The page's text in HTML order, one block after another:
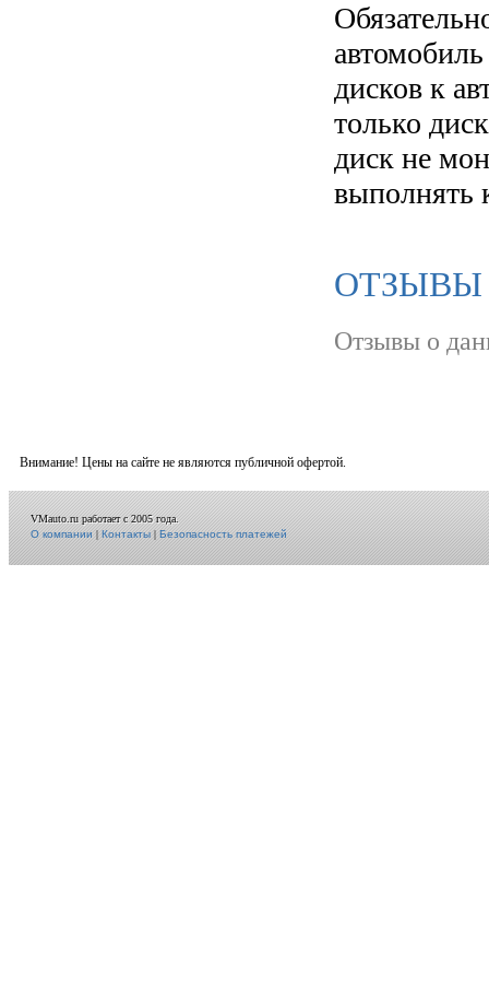
дисков к
только
диск не
выполнять
ОТЗЫВЫ
Отзывы о
Внимание! Цены на сайте не являются публичной офертой.
VMauto.ru работает с 2005 года.
О компании|Контакты|Безопасность платежей